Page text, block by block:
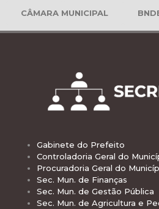
CÂMARA MUNICIPAL
Gabinete do Prefeito
Controladoria Geral do
Procuradoria Geral do
Sec. Mun. de Finanças
Sec. Mun. de Gestão Pública
Sec. Mun. de Agricultura e